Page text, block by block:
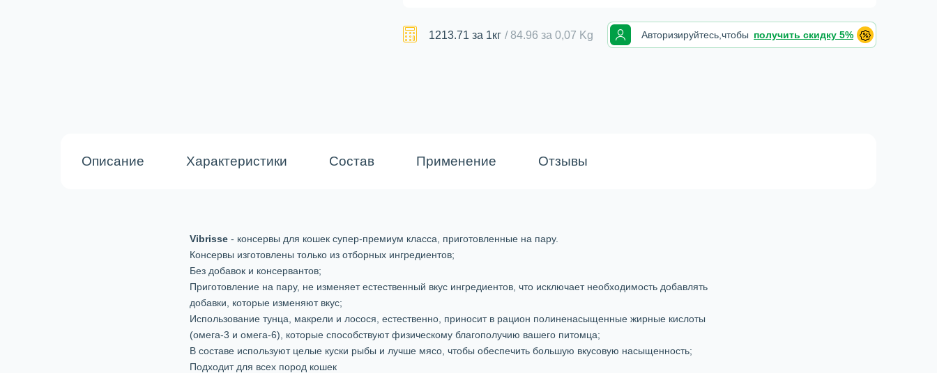
1213.71 за 1кг /84.96 за0,07 Kg Авторизируйтесь, чтобы получить скидку 5%
Описание Характеристики Состав Применение Отзывы
Vibrisse - консервы для кошек супер-премиум класса, приготовленные на пару.
Консервы изготовлены только из отборных ингредиентов;
Без добавок и консервантов;
Приготовление на пару, не изменяет естественный вкус ингредиентов, что исключает необходимость добавлять
добавки, которые изменяют вкус;
Использование тунца, макрели и лосося, естественно, приносит в рацион полиненасыщенные жирные кислоты
(омега-3 и омега-6), которые способствуют физическому благополучию вашего питомца;
В составе используют целые куски рыбы и лучше мясо, чтобы обеспечить большую вкусовую насыщенность;
Подходит для всех пород кошек